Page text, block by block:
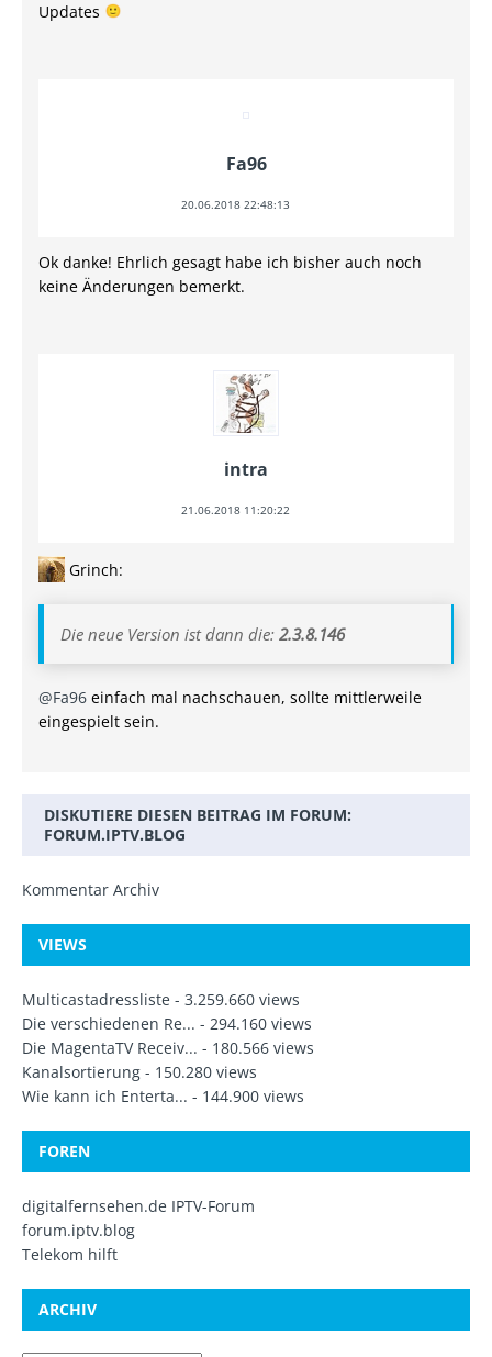
Updates
Fa96
20.06.2018 22:48:13
Ok danke! Ehrlich gesagt habe ich bisher auch noch
keine Änderungen bemerkt.
intra
21.06.2018 11:20:22
Grinch:
Die neue Version ist dann die: 2.3.8.146
@Fa96 einfach mal nachschauen, sollte mittlerweile
eingespielt sein.
DISKUTIERE DIESEN BEITRAG IM FORUM:
FORUM.IPTV.BLOG
Kommentar Archiv
VIEWS
Multicastadressliste - 3.259.660 views
Die verschiedenen Re... - 294.160 views
Die MagentaTV Receiv... - 180.566 views
Kanalsortierung - 150.280 views
Wie kann ich Enterta... - 144.900 views
FOREN
digitalfernsehen.de IPTV-Forum
forum.iptv.blog
Telekom hilft
ARCHIV